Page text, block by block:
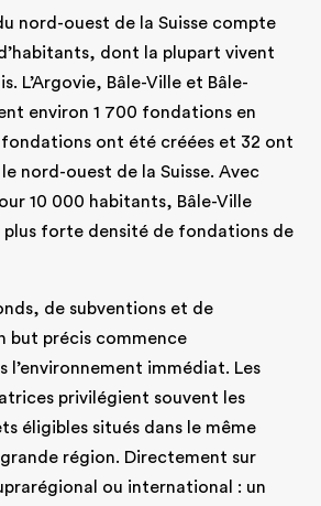
nord-ouest de la Suisse compte
dont la plupart vivent
L’Argovie, Bâle-Ville et Bâle-
environ 1 700 fondations en
fondations ont été créées et 32 ont
nord-ouest de la Suisse. Avec
10 000 habitants, Bâle-Ville
plus forte densité de fondations de
de subventions et de
but précis commence
l’environnement immédiat. Les
privilégient souvent les
éligibles situés dans le même
région. Directement sur
ou international : un